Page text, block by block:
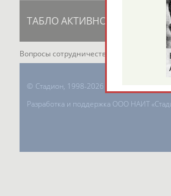
ТАБЛО АКТИВНОСТИ
Вопросы сотрудничества и совместной
© Стадион, 1998-2026
Разработка и поддержка ООО НАИТ